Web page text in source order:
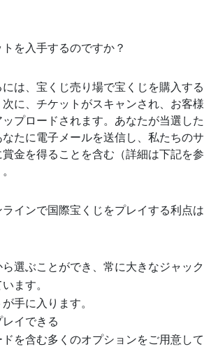
を入手するのですか？
は、宝くじ売り場で宝くじを購入する
に、チケットがスキャンされ、お客様
プロードされます。あなたが当選した
たに電子メールを送信し、私たちのサ
金を得ることを含む（詳細は下記を参
インで国際宝くじをプレイする利点は
選ぶことができ、常に大きなジャック
ます。
手に入ります。
イできる
を含む多くのオプションをご用意して